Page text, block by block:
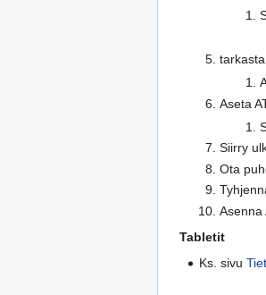
Aseta
Siirry
Ota
Asenna
Tabletit
Ks. sivu